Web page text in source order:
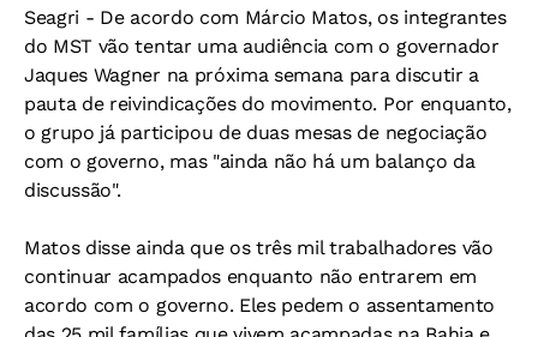
Seagri - De acordo com Márcio Matos, os integrantes
do MST vão tentar uma audiência com o governador
Jaques Wagner na próxima semana para discutir a
pauta de reivindicações do movimento. Por enquanto,
o grupo já participou de duas mesas de negociação
com o governo, mas "ainda não há um balanço da
discussão".
Matos disse ainda que os três mil trabalhadores vão
continuar acampados enquanto não entrarem em
acordo com o governo. Eles pedem o assentamento